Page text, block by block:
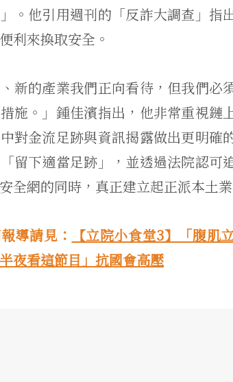
。他引用週刊的「反詐大調查」指
利來換取安全。
、新的產業我們正向看待，但我們
施。」鍾佳濱指出，他非常重視鏈
對金流足跡與資訊揭露做出更明確
留下適當足跡」，並透過法院認可
全網的同時，真正建立起正派本土
導請見：
【立院小食堂3】「腹肌
夜看這節目」抗國會高壓